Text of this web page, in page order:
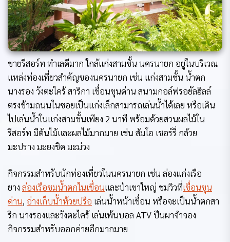
ขายรีสอร์ท ทำเลดีมาก ใกล้แก่งสามชั้น นครนายก อยู่ในบริเวณ
แหล่งท่องเที่ยวสำคัญของนครนายก เช่น แก่งสามชั้น น้ำตก
นางรอง วังตะไคร้ สาริกา เขื่อนขุนด่าน สนามกอล์ฟรอยัลฮิลล์
ตรงข้ามถนนในซอยเป็นแก่งเล็กสามารถเล่นน้ำได้เลย หรือเดิน
ไปเล่นน้ำในแก่งสามชั้นเพียง 2 นาที พร้อมด้วยสวนผลไม้ใน
รีสอร์ท มีต้นไม้และผลไม้มากมาย เช่น ส้มโอ เชอร์รี่ กล้วย
มะปราง มะยงชิด มะม่วง
กิจกรรมสำหรับนักท่องเที่ยวในนครนายก เช่น ล่องแก่งเรือ
ยาง ล่องเรือชมน้ำตกในเขื่อนและป่าเขาใหญ่ ชมวิวที่เขื่อนขุน
ด่าน, อ่างเก็บน้ำห้วยปรือ เล่นน้ำหน้าเขื่อน หรือจะเป็นน้ำตกสา
ริก นางรองและวังตะไคร้ เล่นเพ้นบอล ATV ปีนผาจำจอง
กิจกรรมสำหรับออกค่ายอีกมากมาย